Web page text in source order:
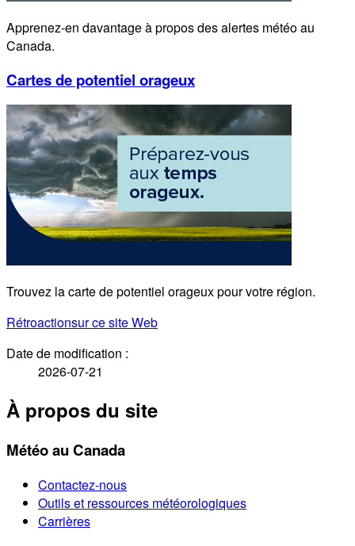
Apprenez-en davantage à propos des alertes météo au
Canada.
Cartes de potentiel orageux
Trouvez la carte de potentiel orageux pour votre région.
Rétroactionsur ce site Web
Date de modification :
2026-07-21
À propos du site
Météo au Canada
Contactez-nous
Outils et ressources météorologiques
Carrières